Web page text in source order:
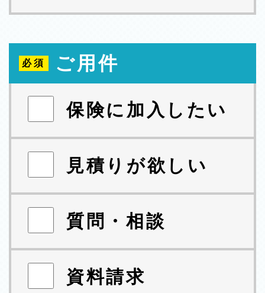
ご用件
保険に加入したい
見積りが欲しい
質問・相談
資料請求